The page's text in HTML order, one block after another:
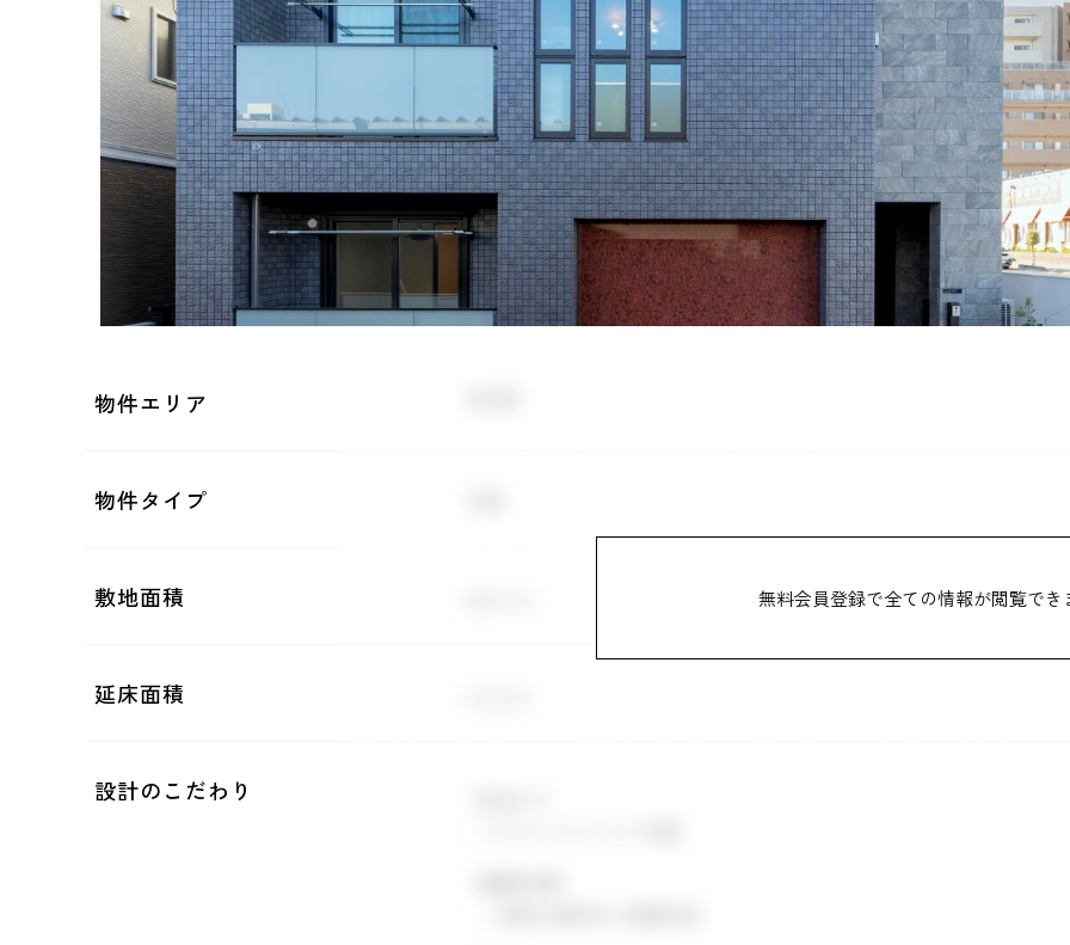
物件エリア
物件タイプ
敷地面積
延床面積
設計のこだわり
無料会員登録で全ての情報が閲覧でき